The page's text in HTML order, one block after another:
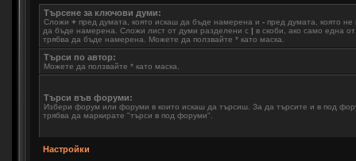
Търсене за ключови думи:
Сложи + пред думата, която искаш да бъде намерена и - пред думата, която не
да бъде намерена. Сложи лист от думи разделени с | в скоби, ако само една
трябва да бъде намерена. Можете да ползвайте * като маска.
Търси по автор:
Можете да ползвайте * като маска.
Търси във форуми:
Избери форум или форуми в които искаш да търсиш. За да търсите и в под
трябва да маркирате "търси в под форуми".
Настройки